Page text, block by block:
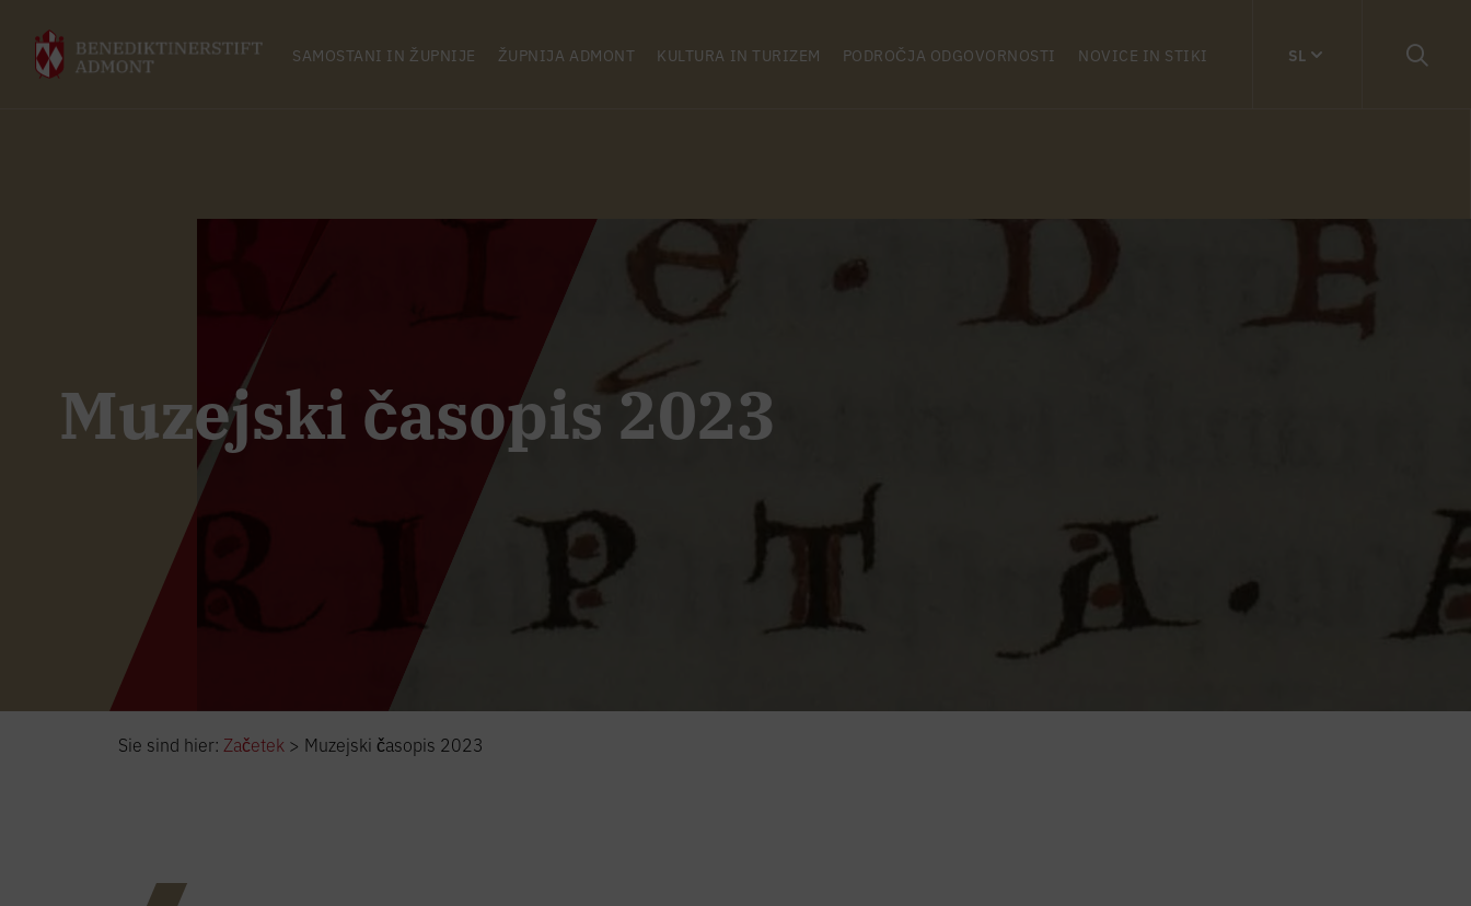
SAMOSTANI IN ŽUPNIJE ŽUPNIJA ADMONT KULTURA IN TURIZEM PODROČJA ODGOVORNOSTI NOVICE IN STIKI SL
Muzejski časopis 2023
Sie sind hier: Začetek > Muzejski časopis 2023